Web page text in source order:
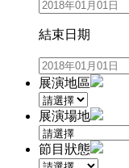
結束日期
展演地區
展演場地
節目狀態